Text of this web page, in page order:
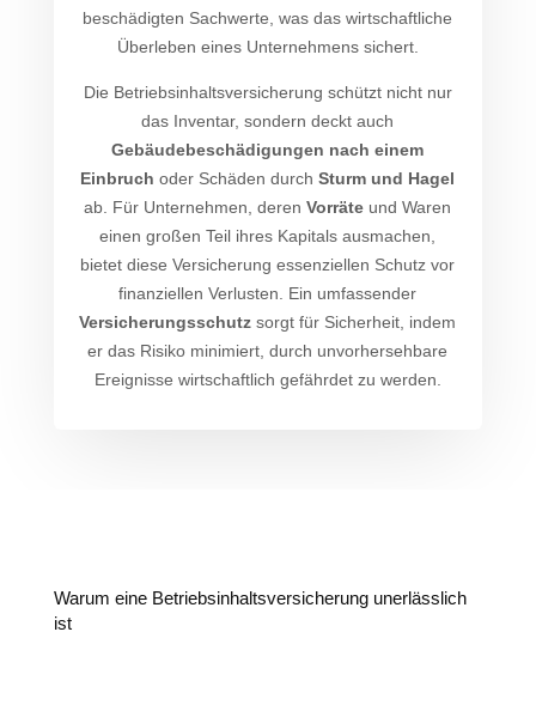
beschädigten Sachwerte, was das wirtschaftliche
Überleben eines Unternehmens sichert.
Die Betriebsinhaltsversicherung schützt nicht nur
das Inventar, sondern deckt auch
Gebäudebeschädigungen nach einem
Einbruch oder Schäden durchSturm und Hagel
ab. Für Unternehmen, derenVorräte und Waren
einen großen Teil ihres Kapitals ausmachen,
bietet diese Versicherung essenziellen Schutz vor
finanziellen Verlusten. Ein umfassender
Versicherungsschutz sorgt für Sicherheit, indem
er das Risiko minimiert, durch unvorhersehbare
Ereignisse wirtschaftlich gefährdet zu werden.
Warum eine Betriebsinhaltsversicherung unerlässlich
ist